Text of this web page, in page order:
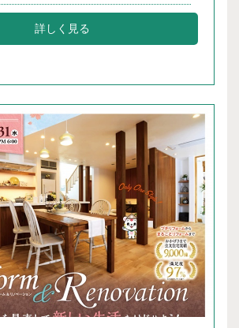
詳しく見る